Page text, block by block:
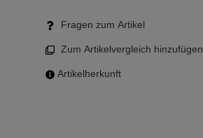
Fragen zum Artikel
Zum Artikelvergleich hinzufügen
Artikelherkunft